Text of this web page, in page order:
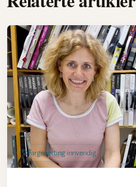
Fargesetting innvendig